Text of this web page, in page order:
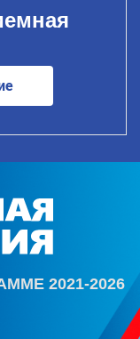
2021-2026